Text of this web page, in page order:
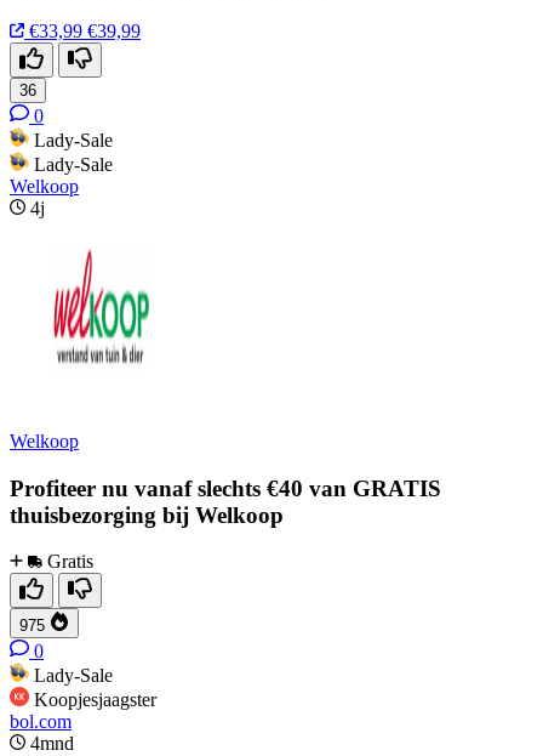
€33,99 €39,99
36
0
Lady-Sale
Lady-Sale
Welkoop
4j
Welkoop
Profiteer nu vanaf slechts €40 van GRATIS
thuisbezorging bij Welkoop
Gratis
975
0
Lady-Sale
Koopjesjaagster
bol.com
4mnd